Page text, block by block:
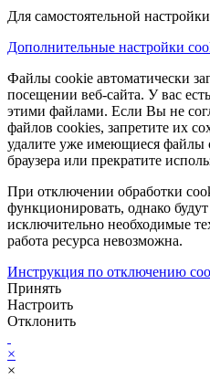
Для самостоятельной
Дополнительные настройки
Файлы cookie автоматически
посещении веб-сайта. У вас
этими файлами. Если Вы не
файлов cookies, запретите их
удалите уже имеющиеся файлы
браузера или прекратите
При отключении обработки
функционировать, однако будут
исключительно необходимые
работа ресурса невозможна.
Инструкция по отключению
Принять
Настроить
Отклонить
×
×